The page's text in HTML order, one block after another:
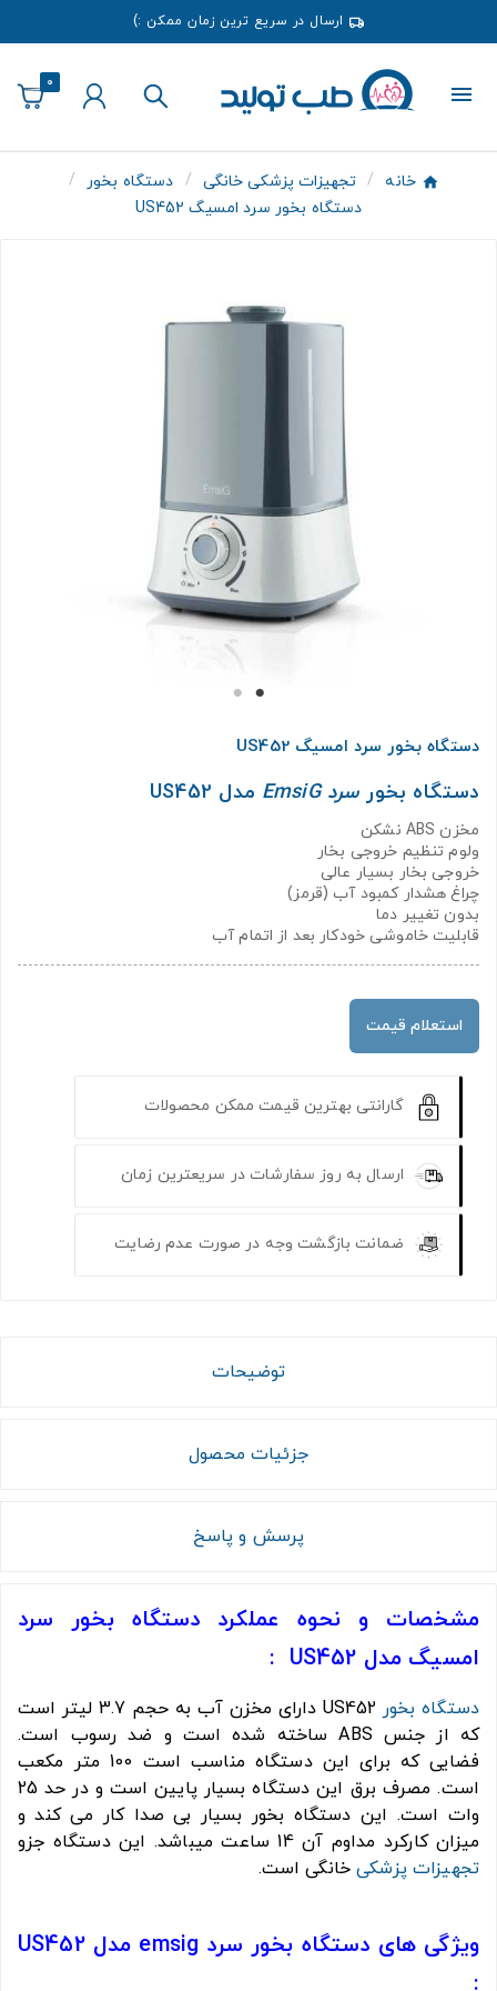
ارسال در سریع ترین زمان ممکن :)
0
خانه تجهیزات پزشکی خانگی
دستگاه بخور
دستگاه بخور سرد امسیگ US452
دستگاه بخور سرد امسیگ US452
دستگاه بخور سرد EmsiG مدل US452
مخزن ABS نشکن
ولوم تنظیم خروجی بخار
خروجی بخار بسیار عالی
چراغ هشدار کمبود آب (قرمز)
بدون تغییر دما
قابلیت خاموشی خودکار بعد از اتمام آب
استعلام قیمت
گارانتی بهترین قیمت ممکن محصولات
ارسال به روز سفارشات در سریعترین زمان
ضمانت بازگشت وجه در صورت عدم رضایت
توضیحات
جزئیات محصول
پرسش و پاسخ
مشخصات و نحوه عملکرد دستگاه بخور سرد
امسیگ مدل US452 :
دستگاه بخور
US452 دارای مخزن آب به حجم 3.7 لیتر است
که از جنس ABS ساخته شده است و ضد رسوب است.
فضایی که برای این دستگاه مناسب است 100 متر مکعب
است. مصرف برق این دستگاه بسیار پایین است و در حد 25
وات است. این دستگاه بخور بسیار بی صدا کار می کند و
میزان کارکرد مداوم آن 14 ساعت میباشد. این دستگاه جزو
تجهیزات پزشکیخانگی است.
ویژگی های دستگاه بخور سرد emsig مدل US452
: